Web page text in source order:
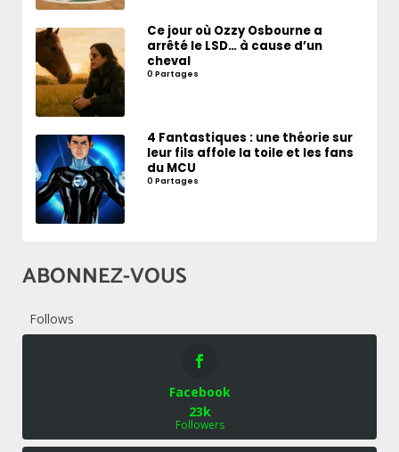
Ce jour où Ozzy Osbourne a
arrêté le LSD… à cause d’un
cheval
0 Partages
4 Fantastiques : une théorie sur
leur fils affole la toile et les fans
du MCU
0 Partages
ABONNEZ-VOUS
Follows
Facebook
23k
Followers